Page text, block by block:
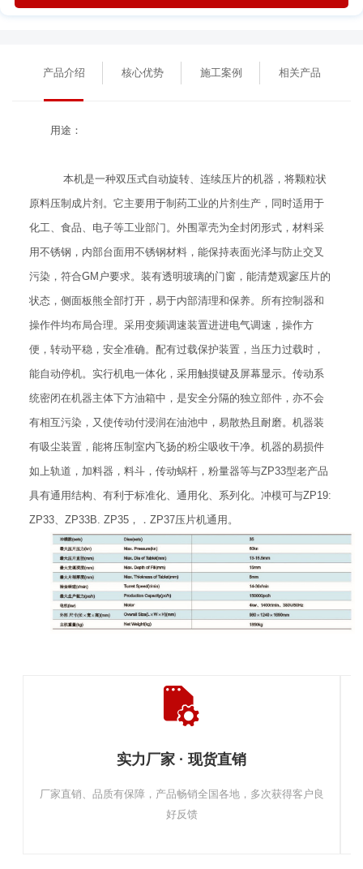
产品介绍 核心优势 施工案例 相关产品
用途：
本机是一种双压式自动旋转、连续压片的机器，将颗粒状
原料压制成片剂。它主要用于制药工业的片剂生产，同时适用于
化工、食品、电子等工业部门。外围罩壳为全封闭形式，材料采
用不锈钢，内部台面用不锈钢材料，能保持表面光泽与防止交叉
污染，符合GM户要求。装有透明玻璃的门窗，能清楚观寥压片的
状态，侧面板熊全部打开，易于内部清理和保养。所有控制器和
操作件均布局合理。采用变频调速装置进进电气调速，操作方
便，转动平稳，安全准确。配有过载保护装置，当压力过载时，
能自动停机。实行机电一体化，采用触摸键及屏幕显示。传动系
统密闭在机器主体下方油箱中，是安全分隔的独立部件，亦不会
有相互污染，又使传动付浸润在油池中，易散热且耐磨。机器装
有吸尘装置，能将压制室内飞扬的粉尘吸收干净。机器的易损件
如上轨道，加料器，料斗，传动蜗杆，粉量器等与ZP33型老产品
具有通用结构、有利于标准化、通用化、系列化。冲模可与ZP19:
ZP33、ZP33B. ZP35，．ZP37压片机通用。
实力厂家 · 现货直销
厂家直销、品质有保障，产品畅销全国各地，多次获得客户良
好反馈